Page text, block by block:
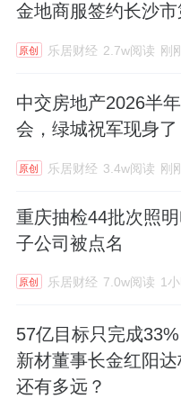
金地商服签约长沙
原创 乐居财经 2.7w阅读 刚
中交房地产2026半
会，绿城祝军现身了
原创 乐居财经 3.4w阅读 刚
重庆抽检44批次照
子公司被点名
原创 乐居财经 7.0w阅读 1
57亿目标只完成
新材董事长金红阳
还有多远？